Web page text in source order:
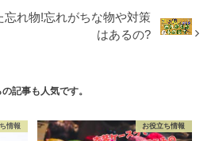
忘れ物!忘れがちな物や対策
はあるの?
記事も人気です。
情報 お役立ち情報